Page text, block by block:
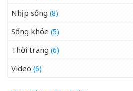
Nhịp sống (8)
Sống khỏe (5)
Thời trang (6)
Video (6)